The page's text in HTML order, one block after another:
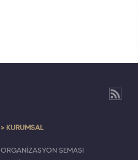
> KURUMSAL
ORGANİZASYON ŞEMASI